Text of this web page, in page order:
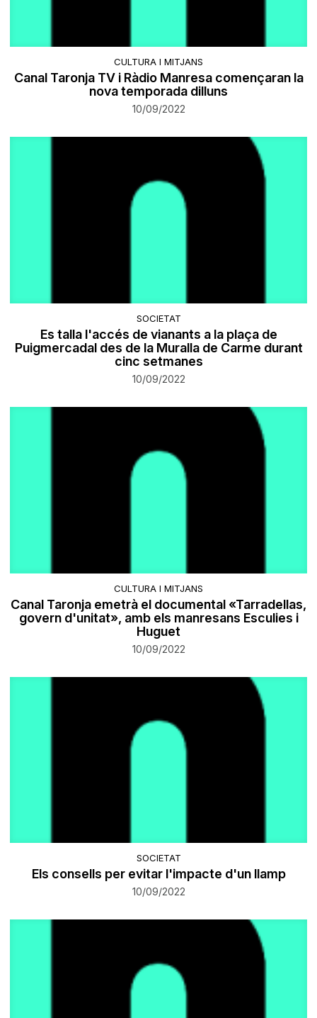
CULTURA I MITJANS
Canal Taronja TV i Ràdio Manresa començaran la
nova temporada dilluns
10/09/2022
SOCIETAT
Es talla l'accés de vianants a la plaça de
Puigmercadal des de la Muralla de Carme durant
cinc setmanes
10/09/2022
CULTURA I MITJANS
Canal Taronja emetrà el documental «Tarradellas,
govern d'unitat», amb els manresans Esculies i
Huguet
10/09/2022
SOCIETAT
Els consells per evitar l'impacte d'un llamp
10/09/2022